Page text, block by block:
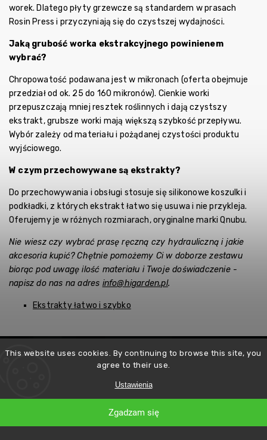
This website uses cookies. By continuing to browse this site, you
agree to their use.
Ustawienia
Zgadzam się
worek. Dlatego płyty grzewcze są standardem w prasach
Rosin Press i przyczyniają się do czystszej wydajności.
Jaką grubość worka ekstrakcyjnego powinienem
wybrać?
Chropowatość podawana jest w mikronach (oferta obejmuje
przedział od ok. 25 do 160 mikronów). Cienkie worki
przepuszczają mniej resztek roślinnych i dają czystszy
ekstrakt, grubsze worki mają większą szybkość przepływu.
Wybór zależy od materiału i pożądanej czystości produktu
wyjściowego.
W czym przechowywane są ekstrakty?
Do przechowywania i obsługi stosuje się silikonowe koszulki i
podkładki, z których ekstrakt łatwo się usuwa i nie przykleja.
Oferujemy je w różnych rozmiarach, oryginalne marki Qnubu.
Nie wiesz czy wybrać prasę ręczną czy hydrauliczną i jakie
akcesoria kupić? Chętnie pomożemy Ci w doborze zestawu
biorąc pod uwagę ilość materiału i Twoje doświadczenie -
napisz do nas na adres info@higarden.pl.
Ekstrakty łatwo i szybko